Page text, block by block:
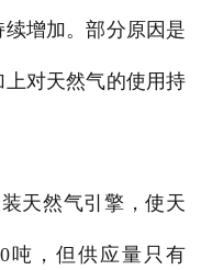
增加。部分原因是
对天然气的使用持
天然气引擎，使天
吨，但供应量只有